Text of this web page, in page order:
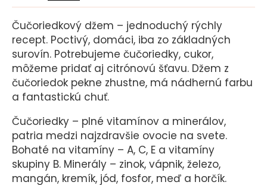
Čučoriedkový džem – jednoduchý rýchly
recept. Poctivý, domáci, iba zo základných
surovín. Potrebujeme čučoriedky, cukor,
môžeme pridať aj citrónovú šťavu. Džem z
čučoriedok pekne zhustne, má nádhernú farbu
a fantastickú chuť.
Čučoriedky – plné vitamínov a minerálov,
patria medzi najzdravšie ovocie na svete.
Bohaté na vitamíny – A, C, E a vitamíny
skupiny B. Minerály – zinok, vápnik, železo,
mangán, kremík, jód, fosfor, meď a horčík.